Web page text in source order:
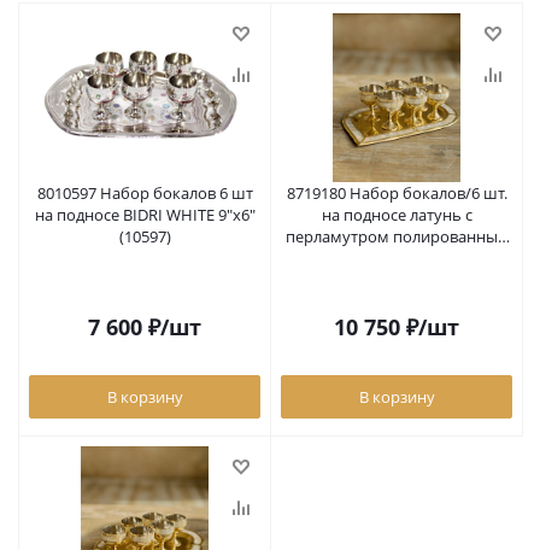
8010597 Набор бокалов 6 шт
на подносе BIDRI WHITE 9"x6"
(10597)
7 600 ₽/шт
В корзину
8719180 Набор бокалов/6 шт.
на подносе латунь с
перламутром полированный
10 750 ₽/шт
В корзину